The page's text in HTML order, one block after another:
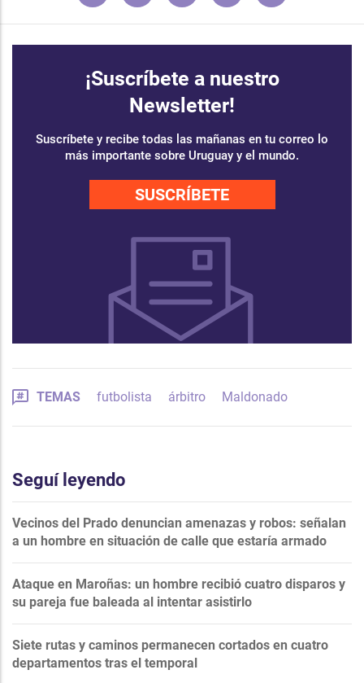
¡Suscríbete a nuestro
Newsletter!
Suscríbete y recibe todas las mañanas en tu correo lo
más importante sobre Uruguay y el mundo.
SUSCRÍBETE
TEMAS futbolista árbitro Maldonado
Seguí leyendo
Vecinos del Prado denuncian amenazas y robos: señalan
a un hombre en situación de calle que estaría armado
Ataque en Maroñas: un hombre recibió cuatro disparos y
su pareja fue baleada al intentar asistirlo
Siete rutas y caminos permanecen cortados en cuatro
departamentos tras el temporal